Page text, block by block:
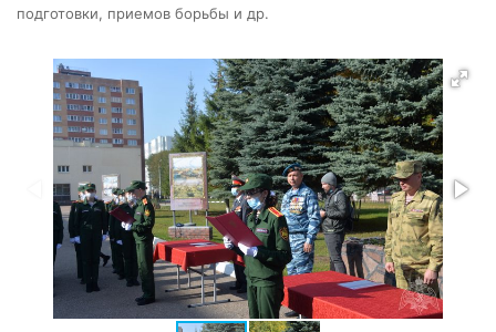
подготовки, приемов борьбы и др.